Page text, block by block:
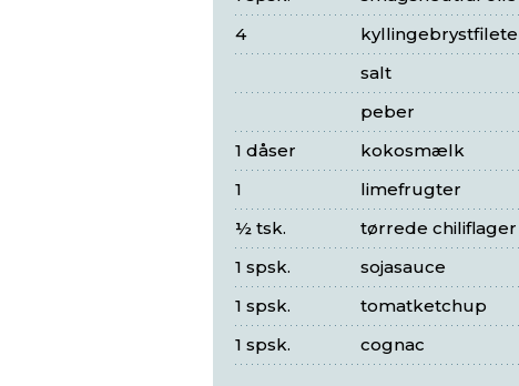
4
salt
peber
kokosmælk
1 dåser
limefrugter
1
tørrede chiliflager
½ tsk.
sojasauce
1 spsk.
tomatketchup
1 spsk.
cognac
1 spsk.